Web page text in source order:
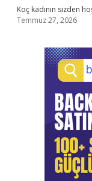
Koç kadının sizden
Temmuz 27, 2026